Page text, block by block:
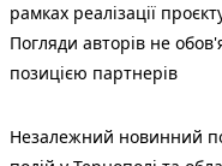
рамках реалізації
Погляди авторів не
позицією партнерів
Незалежний новинний